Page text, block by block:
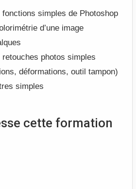
simples de Photoshop
d’une image
photos simples
déformations, outil tampon)
simples
cette formation